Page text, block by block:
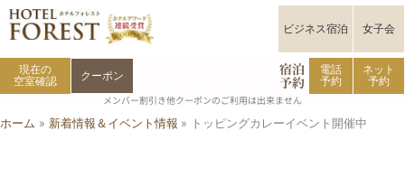
内
容
プ
ビジネス宿泊 女子会
現在の
空室確認
クーポン 宿泊
予約
電話
予約
ネット
予約
メンバー割引き他クーポンのご利用は出来ません
ホーム
新着情報＆イベント情報 トッピングカレーイベント開催中